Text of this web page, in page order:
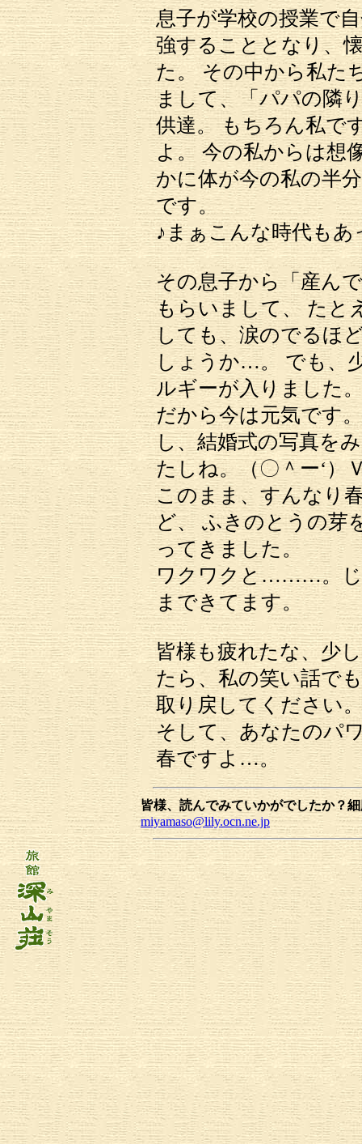
息子が学校の授業で
強することとなり、
た。 その中から私た
まして、「パパの隣
供達。 もちろん私で
よ。 今の私からは想
かに体が今の私の半
です。
♪まぁこんな時代も
その息子から「産ん
もらいまして、 たと
しても、涙のでるほ
しょうか…。 でも、
ルギーが入りました
だから今は元気です
し、結婚式の写真を
たしね。（〇＾ー‘）
このまま、すんなり
ど、 ふきのとうの芽
ってきました。
ワクワクと………。じ
まできてます。
皆様も疲れたな、少
たら、私の笑い話で
取り戻してください
そして、あなたのパ
春ですよ…。
皆様、読んでみていかがでしたか？
miyamaso@lily.ocn.ne.jp